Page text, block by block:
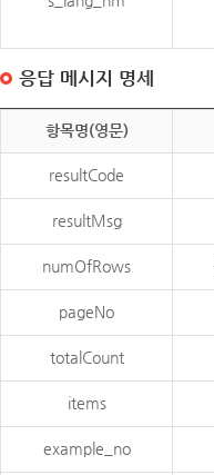
응답 메시지 명세
항목명(영문)
resultCode
resultMsg
numOfRows
pageNo
totalCount
items
example_no